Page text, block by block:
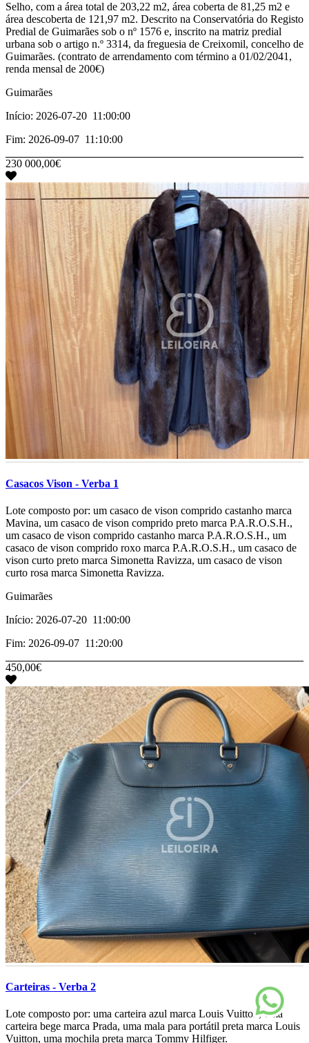
Selho, com a área total de 203,22 m2, área coberta de 81,25 m2 e
área descoberta de 121,97 m2. Descrito na Conservatória do Registo
Predial de Guimarães sob o nº 1576 e, inscrito na matriz predial
urbana sob o artigo n.º 3314, da freguesia de Creixomil, concelho de
Guimarães. (contrato de arrendamento com término a 01/02/2041,
renda mensal de 200€)
Guimarães
Início: 2026-07-20 11:00:00
Fim: 2026-09-07 11:10:00
230 000,00€
Casacos Vison - Verba 1
­­­­­Lote composto por: um casaco de vison comprido castanho marca
Mavina, um casaco de vison comprido preto marca P.A.R.O.S.H.,
um casaco de vison comprido castanho marca P.A.R.O.S.H., um
casaco de vison comprido roxo marca P.A.R.O.S.H., um casaco de
vison curto preto marca Simonetta Ravizza, um casaco de vison
curto rosa marca Simonetta Ravizza.­
Guimarães
Início: 2026-07-20 11:00:00
Fim: 2026-09-07 11:20:00
450,00€
Carteiras - Verba 2
­­­­­­­­Lote composto por: uma carteira azul marca Louis Vuitton, uma
carteira bege marca Prada, uma mala para portátil preta marca Louis
Vuitton, uma mochila preta marca Tommy Hilfiger.­